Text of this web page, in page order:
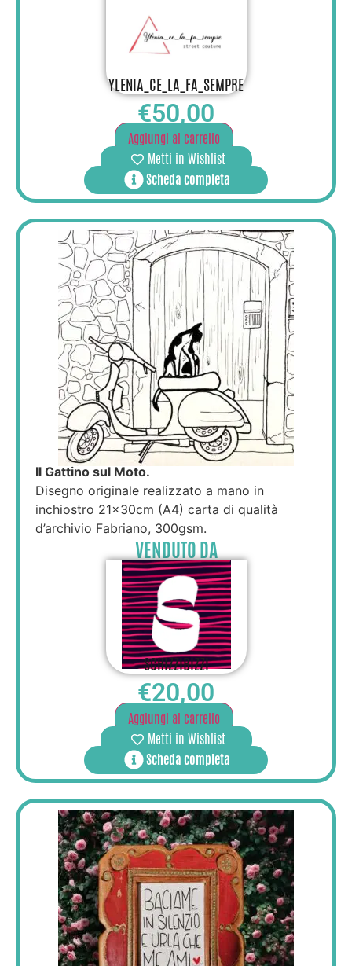
YLENIA_CE_LA_FA_SEMPRE
€50,00
Aggiungi al carrello
Metti in Wishlist
Scheda completa
Il Gattino sul Moto.
Disegno originale realizzato a mano in
inchiostro 21×30cm (A4) carta di qualità
d’archivio Fabriano, 300gsm.
VENDUTO DA
SCHIZZIBIZZI
€20,00
Aggiungi al carrello
Metti in Wishlist
Scheda completa